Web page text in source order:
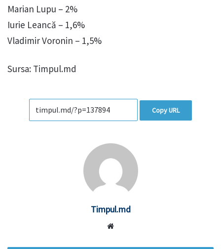
Marian Lupu – 2%
Iurie Leancă – 1,6%
Vladimir Voronin – 1,5%
Sursa: Timpul.md
Copy URL
Timpul.md